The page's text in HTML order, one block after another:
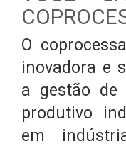
O
inovadora e
a gestão de
produtivo
em